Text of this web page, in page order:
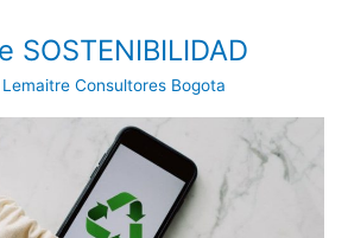
SOSTENIBILIDAD
Lemaitre Consultores Bogota